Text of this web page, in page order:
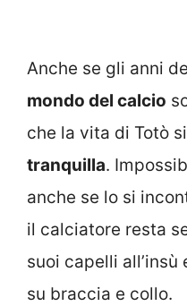
Anche se gli anni
mondo del calcio
che la vita di Totò
tranquilla.
anche se lo si
il calciatore resta
suoi capelli
su braccia e collo.